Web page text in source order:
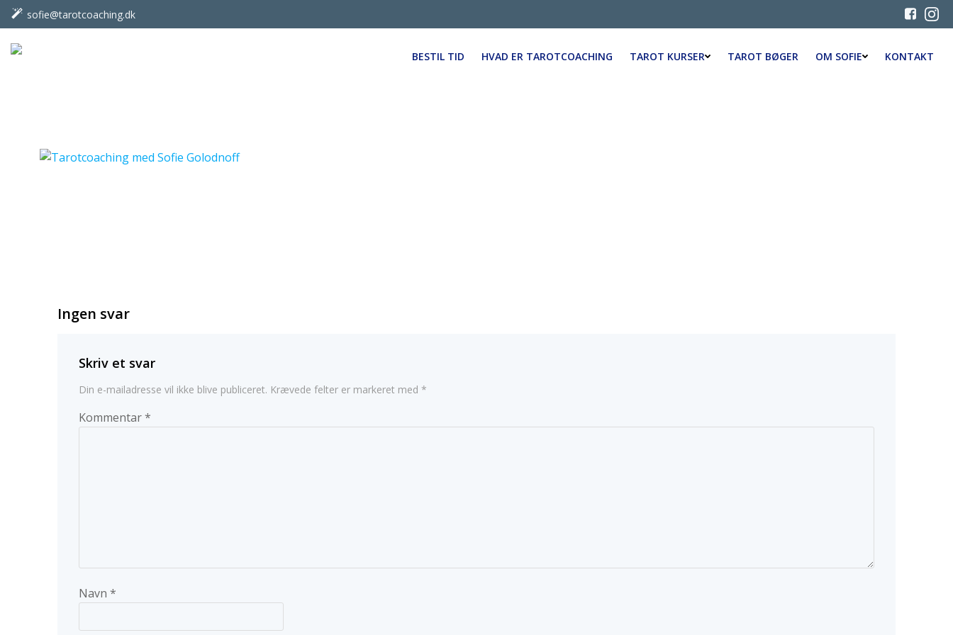
Videre
til
indhold
sofie@tarotcoaching.dk
BESTIL TID HVAD ER TAROTCOACHING TAROT KURSER TAROT BØGER OM SOFIE KONTAKT
Ingen svar
Skriv et svar
Din e-mailadresse vil ikke blive publiceret. Krævede felter er markeret med *
Kommentar*
Navn *